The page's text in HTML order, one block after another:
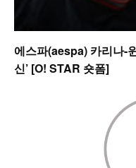
에스파(aespa) 카리나-
신’ [O! STAR 숏폼]